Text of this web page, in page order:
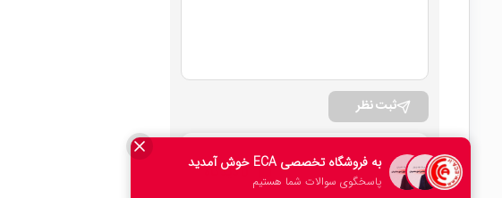
ثبت نظر
امتیاز کلی
۰ 0 دیدگاه